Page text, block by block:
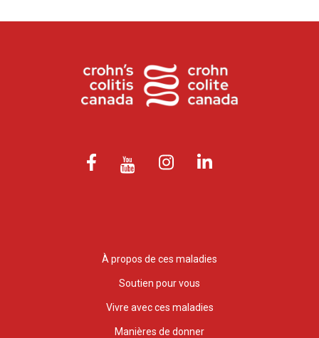
À propos de ces maladies
Soutien pour vous
Vivre avec ces maladies
Manières de donner